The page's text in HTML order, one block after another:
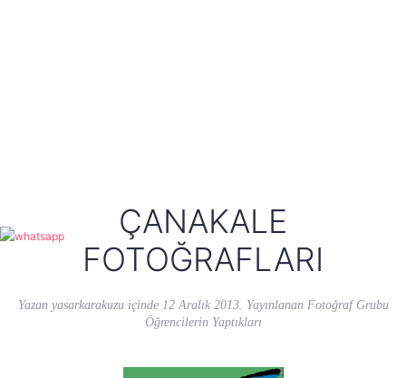
ÇANAKALE
FOTOĞRAFLARI
Yazan yasarkarakuzuiçinde 12 Aralık 2013. Yayınlanan Fotoğraf Grubu
Öğrencilerin Yaptıkları